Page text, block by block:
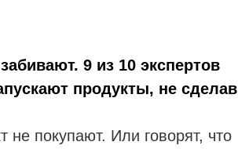
9 из 10 экспертов
продукты, не сделав
покупают. Или говорят, что